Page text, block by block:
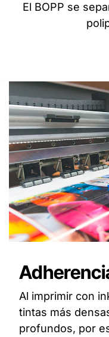
El BOPP se
Al imprimir con
tintas más
profundos, por